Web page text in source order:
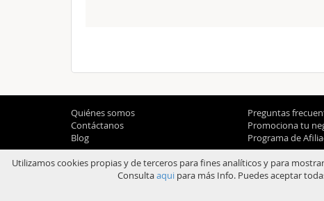
Quiénes somos
Contáctanos
Blog
Preguntas
Promociona tu
Programa de
Utilizamos cookies propias y de terceros para fines analíticos y para
Consultaaquipara más Info. Puedes aceptar